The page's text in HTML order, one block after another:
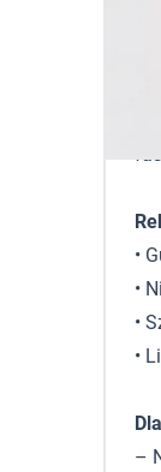
•
•
•
•
–